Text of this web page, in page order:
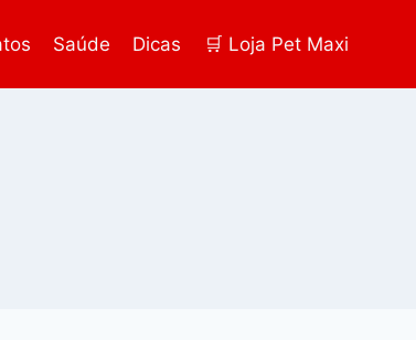
Saúde Dicas 🛒 Loja Pet Maxi